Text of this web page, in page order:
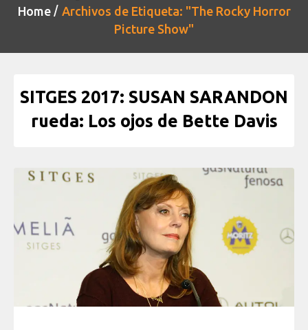
Home
Archivos de Etiqueta: "The Rocky Horror
Picture Show"
SITGES 2017: SUSAN SARANDON
rueda: Los ojos de Bette Davis